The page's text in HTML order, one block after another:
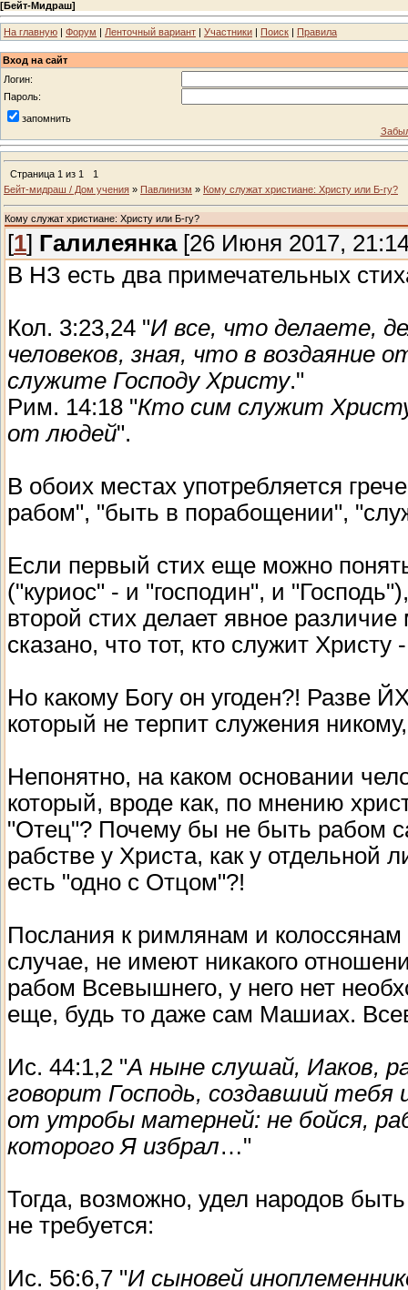
[Бейт-Мидраш]
На главную | Форум | Ленточный вариант | Участники | Поиск | Правила
Вход на сайт
Логин:
Пароль:
запомнить
Страница 1 из 1
1
Бейт-мидраш / Дом учения » Павлинизм » Кому служат христиане: Христу или Б-гу?
Кому служат христиане: Христу или Б-гу?
[1] Галилеянка[26 Июня 2017,
В НЗ есть два примечательных
Кол. 3:23,24 "И все, что делаете,
человеков, зная, что в воздаяние
служите Господу Христу."
Рим. 14:18 "Кто сим служит
от людей".
В обоих местах употребляется
рабом", "быть в порабощении",
Если первый стих еще можно
("куриос" - и "господин", и
второй стих делает явное
сказано, что тот, кто служит Христу
Но какому Богу он угоден?! Разве
который не терпит служения
Непонятно, на каком основании
который, вроде как, по мнению
"Отец"? Почему бы не быть рабом
рабстве у Христа, как у отдельной
есть "одно с Отцом"?!
Послания к римлянам и
случае, не имеют никакого
рабом Всевышнего, у него нет
еще, будь то даже сам Машиах.
Ис. 44:1,2 "А ныне слушай, Иаков,
говорит Господь, создавший
от утробы матерней: не бойся,
которого Я избрал…"
Тогда, возможно, удел народов
не требуется:
Ис. 56:6,7 "И сыновей